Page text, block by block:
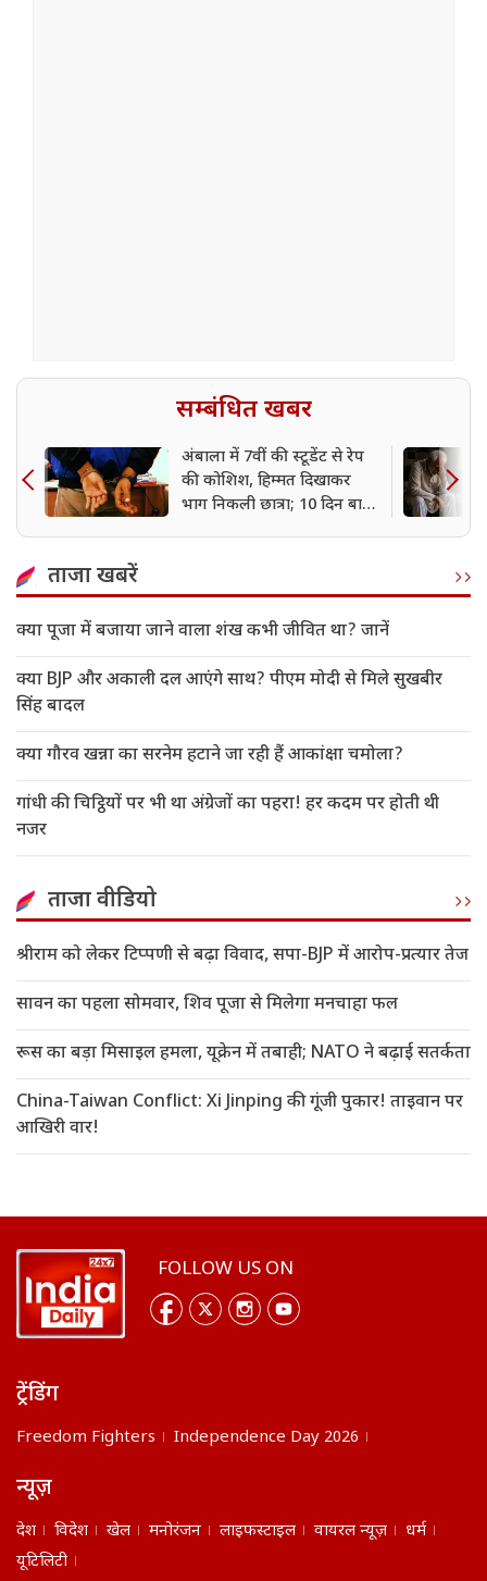
सम्बंधित खबर
अंबाला में 7वीं की स्टूडेंट से रेप
की कोशिश, हिम्मत दिखाकर
भाग निकली छात्रा; 10 दिन बाद
ताजा खबरें
क्या पूजा में बजाया जाने वाला शंख कभी जीवित था? जानें
क्या BJP और अकाली दल आएंगे साथ? पीएम मोदी से मिले सुखबीर
सिंह बादल
क्या गौरव खन्ना का सरनेम हटाने जा रही हैं आकांक्षा चमोला?
गांधी की चिट्ठियों पर भी था अंग्रेजों का पहरा! हर कदम पर होती थी
नजर
ताजा वीडियो
श्रीराम को लेकर टिप्पणी से बढ़ा विवाद, सपा-BJP में आरोप-प्रत्यार तेज
सावन का पहला सोमवार, शिव पूजा से मिलेगा मनचाहा फल
रूस का बड़ा मिसाइल हमला, यूक्रेन में तबाही; NATO ने बढ़ाई सतर्कता
China-Taiwan Conflict: Xi Jinping की गूंजी पुकार! ताइवान पर
आखिरी वार!
FOLLOW US ON
ट्रेंडिंग
Freedom Fighters Independence Day 2026
न्यूज़
देश विदेश खेल मनोरंजन लाइफस्टाइल वायरल न्यूज़
धर्म
यूटिलिटी